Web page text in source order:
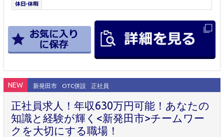
NEW 新発田市 OTC併設 正社員
正社員求人！年収630万円可能！あなたの
知識と経験が輝く<新発田市>チームワー
クを大切にする職場！